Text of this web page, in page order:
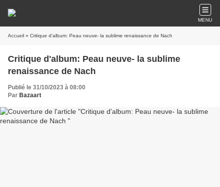
MENU
Accueil » Critique d'album: Peau neuve- la sublime renaissance de Nach
Critique d'album: Peau neuve- la sublime
renaissance de Nach
Publié le 31/10/2023 à 08:00
Par Bazaart